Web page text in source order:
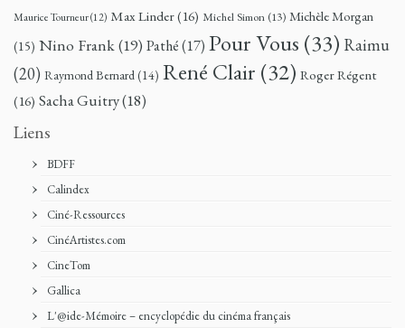
Maurice Tourneur(12) Max Linder(16) Michel Simon (13) Michèle Morgan
(15) Nino Frank(19) Pathé(17) Pour Vous (33) Raimu
(20) Raymond Bernard(14) René Clair (32) Roger Régent
(16) Sacha Guitry(18)
Liens
BDFF
Calindex
Ciné-Ressources
CinéArtistes.com
CineTom
Gallica
L'@ide-Mémoire – encyclopédie du cinéma français